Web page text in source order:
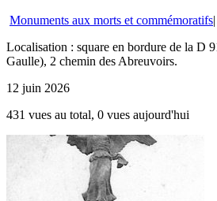
Monuments aux morts et commémoratifs|
Localisation : square en bordure de la D
Gaulle), 2 chemin des Abreuvoirs.
12 juin 2026
431 vues au total, 0 vues aujourd'hui